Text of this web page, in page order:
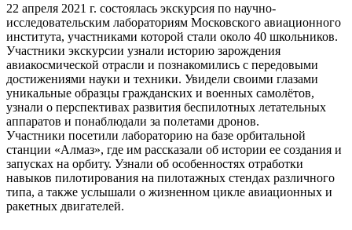
22 апреля 2021 г. состоялась экскурсия по научно-
исследовательским лабораториям Московского авиационного
института, участниками которой стали около 40 школьников.
Участники экскурсии узнали историю зарождения
авиакосмической отрасли и познакомились с передовыми
достижениями науки и техники. Увидели своими глазами
уникальные образцы гражданских и военных самолётов,
узнали о перспективах развития беспилотных летательных
аппаратов и понаблюдали за полетами дронов.
Участники посетили лабораторию на базе орбитальной
станции «Алмаз», где им рассказали об истории ее создания и
запусках на орбиту. Узнали об особенностях отработки
навыков пилотирования на пилотажных стендах различного
типа, а также услышали о жизненном цикле авиационных и
ракетных двигателей.